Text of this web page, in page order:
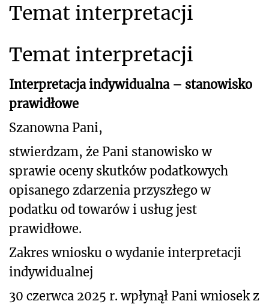
Temat interpretacji
Temat interpretacji
Interpretacja indywidualna – stanowisko
prawidłowe
Szanowna Pani,
stwierdzam, że Pani stanowisko w
sprawie oceny skutków podatkowych
opisanego zdarzenia przyszłego w
podatku od towarów i usług jest
prawidłowe.
Zakres wniosku o wydanie interpretacji
indywidualnej
30 czerwca 2025 r. wpłynął Pani wniosek z